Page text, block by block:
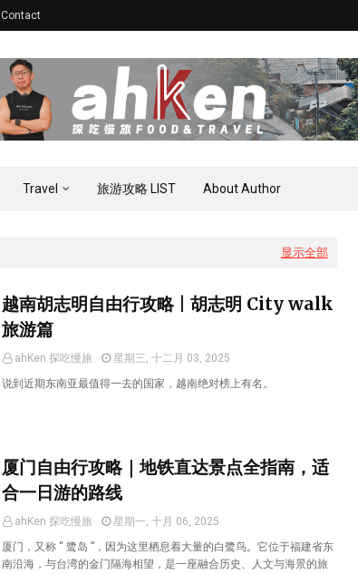
Contact
Travel 旅游攻略 LIST About Author
显示全部
越南胡志明自由行攻略 | 胡志明 City walk
旅游篇
ahKen 探吃慢旅
星期三, 十二月 03, 2025
说到近期东南亚最值得一去的国家，越南绝对榜上有名。
厦门自由行攻略｜地铁直达景点全指南，适
合一日游的路线
ahKen 探吃慢旅
星期一, 十月 06, 2025
厦门，又称 “ 鹭岛 ”，因为这里栖息着大量的白鹭鸟。它位于福建省东
南沿海，与台湾的金门隔海相望，是一座融合历史、人文与海景的旅